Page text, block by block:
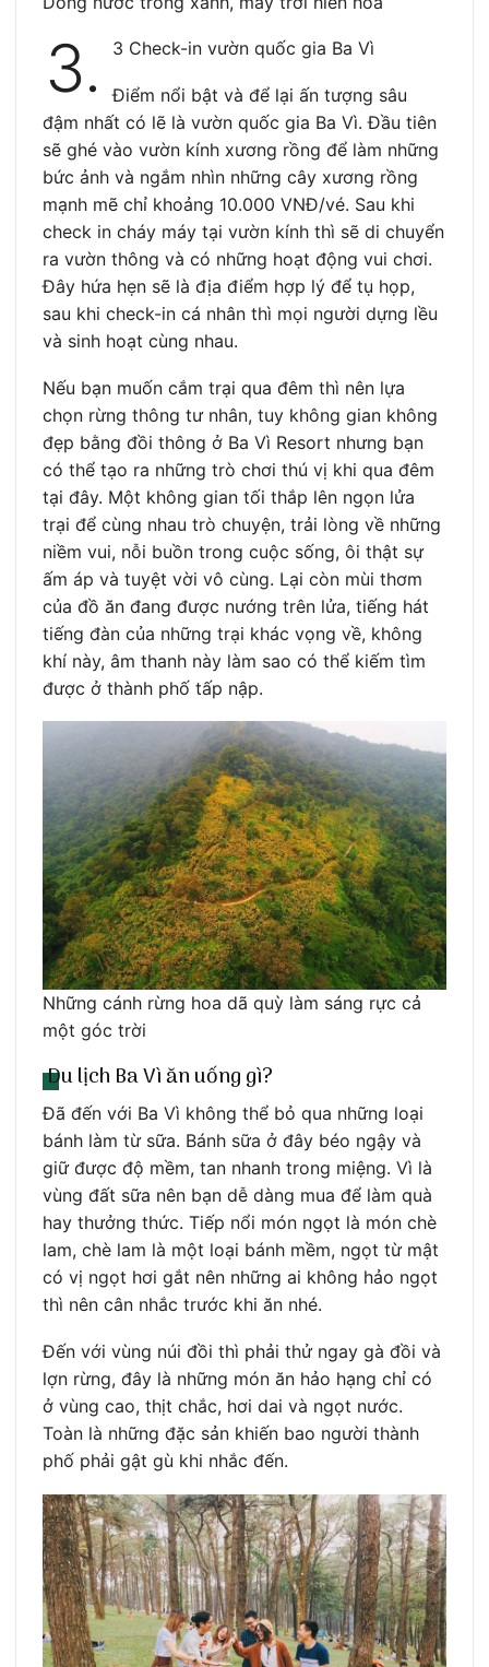
3. 3 Check-in vườn quốc gia Ba Vì
Điểm nổi bật và để lại ấn tượng sâu
đậm nhất có lẽ là vườn quốc gia Ba Vì. Đầu tiên
sẽ ghé vào vườn kính xương rồng để làm những
bức ảnh và ngắm nhìn những cây xương rồng
mạnh mẽ chỉ khoảng 10.000 VNĐ/vé. Sau khi
check in cháy máy tại vườn kính thì sẽ di chuyển
ra vườn thông và có những hoạt động vui chơi.
Đây hứa hẹn sẽ là địa điểm hợp lý để tụ họp,
sau khi check-in cá nhân thì mọi người dựng lều
và sinh hoạt cùng nhau.
Nếu bạn muốn cắm trại qua đêm thì nên lựa
chọn rừng thông tư nhân, tuy không gian không
đẹp bằng đồi thông ở Ba Vì Resort nhưng bạn
có thể tạo ra những trò chơi thú vị khi qua đêm
tại đây. Một không gian tối thắp lên ngọn lửa
trại để cùng nhau trò chuyện, trải lòng về những
niềm vui, nỗi buồn trong cuộc sống, ôi thật sự
ấm áp và tuyệt vời vô cùng. Lại còn mùi thơm
của đồ ăn đang được nướng trên lửa, tiếng hát
tiếng đàn của những trại khác vọng về, không
khí này, âm thanh này làm sao có thể kiếm tìm
được ở thành phố tấp nập.
Những cánh rừng hoa dã quỳ làm sáng rực cả
một góc trời
Du lịch Ba Vì ăn uống gì?
Đã đến với Ba Vì không thể bỏ qua những loại
bánh làm từ sữa. Bánh sữa ở đây béo ngậy và
giữ được độ mềm, tan nhanh trong miệng. Vì là
vùng đất sữa nên bạn dễ dàng mua để làm quà
hay thưởng thức. Tiếp nổi món ngọt là món chè
lam, chè lam là một loại bánh mềm, ngọt từ mật
có vị ngọt hơi gắt nên những ai không hảo ngọt
thì nên cân nhắc trước khi ăn nhé.
Đến với vùng núi đồi thì phải thử ngay gà đồi và
lợn rừng, đây là những món ăn hảo hạng chỉ có
ở vùng cao, thịt chắc, hơi dai và ngọt nước.
Toàn là những đặc sản khiến bao người thành
phố phải gật gù khi nhắc đến.